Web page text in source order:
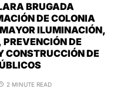
BRUGADA
DE COLONIA
ILUMINACIÓN,
PREVENCIÓN DE
CONSTRUCCIÓN DE
2 MINUTE READ